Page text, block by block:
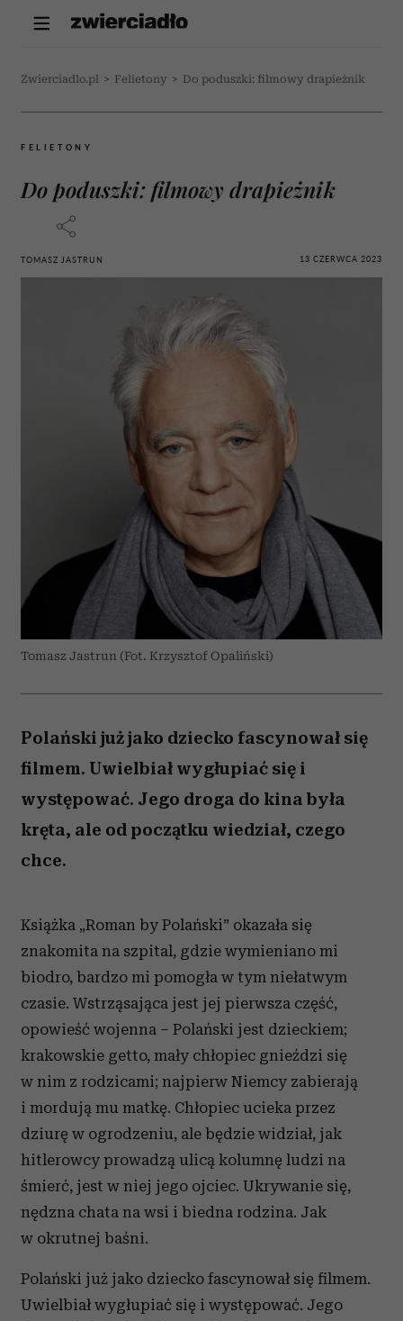
Zwierciadlo.pl > Felietony > Do poduszki: filmowy drapieżnik
FELIETONY
Do poduszki: filmowy drapieżnik
TOMASZ JASTRUN 13 CZERWCA 2023
Tomasz Jastrun (Fot. Krzysztof Opaliński)
Polański już jako dziecko fascynował się
filmem. Uwielbiał wygłupiać się i
występować. Jego droga do kina była
kręta, ale od początku wiedział, czego
chce.
Książka „Roman by Polański” okazała się
znakomita na szpital, gdzie wymieniano mi
biodro, bardzo mi pomogła w tym niełatwym
czasie. Wstrząsająca jest jej pierwsza część,
opowieść wojenna – Polański jest dzieckiem;
krakowskie getto, mały chłopiec gnieździ się
w nim z rodzicami; najpierw Niemcy zabierają
i mordują mu matkę. Chłopiec ucieka przez
dziurę w ogrodzeniu, ale będzie widział, jak
hitlerowcy prowadzą ulicą kolumnę ludzi na
śmierć, jest w niej jego ojciec. Ukrywanie się,
nędzna chata na wsi i biedna rodzina. Jak
w okrutnej baśni.
Polański już jako dziecko fascynował się filmem.
Uwielbiał wygłupiać się i występować. Jego